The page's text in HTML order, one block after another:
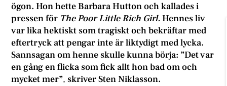
ögon. Hon hette Barbara Hutton och kallades i
pressen för The Poor Little Rich Girl.Hennes liv
var lika hektiskt som tragiskt och bekräftar med
eftertryck att pengar inte är liktydigt med lycka.
Sannsagan om henne skulle kunna börja: ”Det var
en gång en flicka som fick allt hon bad om och
mycket mer”,skriver Sten Niklasson.